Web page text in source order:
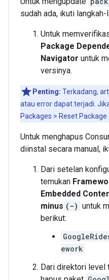
sudah ada, ikuti
Untuk
Package
Navigator untuk
versinya.
Penting: Terkadang,
atau error dapat terjadi.
Packages > Reset Package
Untuk menghapus
diinstal secara manual,
Dari setelan
temukan
Embedded
minus (-) untuk
berikut:
ework
Dari direktori level